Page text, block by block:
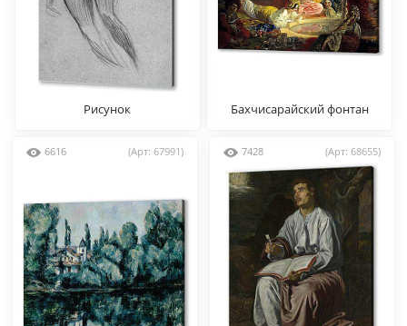
Рисунок Бахчисарайский фонтан
6616 (Арт: 67991) 7428 (Арт: 68655)